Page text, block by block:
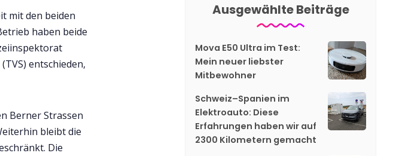
mit den beiden
haben beide
entschieden,
Berner Strassen
bleibt die
Die
Ausgewählte Beiträge
Mova E50 Ultra im Test:
Mein neuer liebster
Mitbewohner
Schweiz–Spanien im
Elektroauto: Diese
Erfahrungen haben wir auf
2300 Kilometern gemacht